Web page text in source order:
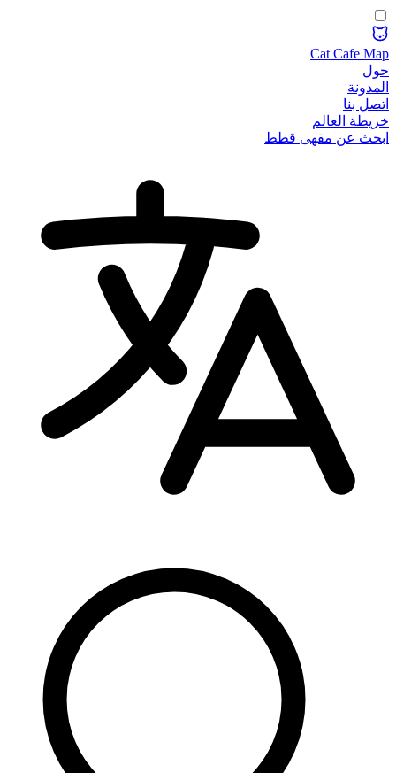
Cat Cafe Map
حول
المدونة
اتصل بنا
خريطة العالم
ابحث عن مقهى قطط